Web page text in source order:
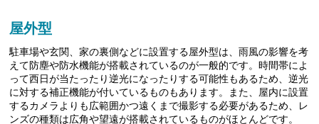
屋外型
駐車場や玄関、家の裏側などに設置する屋外型は、雨風の影響を考
えて防塵や防水機能が搭載されているのが一般的です。時間帯によ
って西日が当たったり逆光になったりする可能性もあるため、逆光
に対する補正機能が付いているものもあります。また、屋内に設置
するカメラよりも広範囲かつ遠くまで撮影する必要があるため、レ
ンズの種類は広角や望遠が搭載されているものがほとんどです。